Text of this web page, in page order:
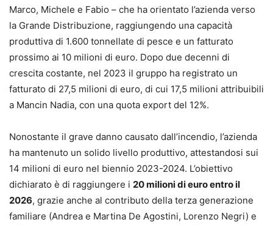
Marco, Michele e Fabio – che ha orientato l’azienda verso
la Grande Distribuzione, raggiungendo una capacità
produttiva di 1.600 tonnellate di pesce e un fatturato
prossimo ai 10 milioni di euro. Dopo due decenni di
crescita costante, nel 2023 il gruppo ha registrato un
fatturato di 27,5 milioni di euro, di cui 17,5 milioni attribuibili
a Mancin Nadia, con una quota export del 12%.
Nonostante il grave danno causato dall’incendio, l’azienda
ha mantenuto un solido livello produttivo, attestandosi sui
14 milioni di euro nel biennio 2023-2024. L’obiettivo
dichiarato è di raggiungere i 20 milioni di euro entro il
2026, grazie anche al contributo della terza generazione
familiare (Andrea e Martina De Agostini, Lorenzo Negri) e